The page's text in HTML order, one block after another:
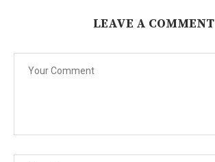
LEAVE A COMMENT